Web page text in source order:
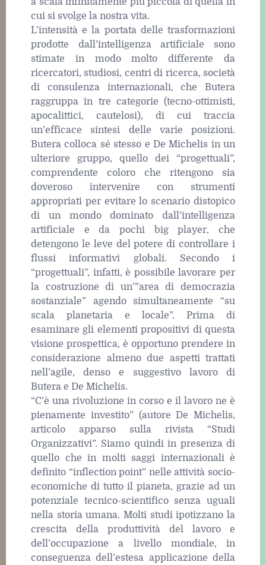
cui si svolge la nostra vita.
L’intensità e la portata delle trasformazioni
prodotte dall’intelligenza artificiale sono
stimate in modo molto differente da
ricercatori, studiosi, centri di ricerca, società
di consulenza internazionali, che Butera
raggruppa in tre categorie (tecno-ottimisti,
apocalittici, cautelosi), di cui traccia
un’efficace sintesi delle varie posizioni.
Butera colloca sé stesso e De Michelis in un
ulteriore gruppo, quello dei “progettuali”,
comprendente coloro che ritengono sia
doveroso intervenire con strumenti
appropriati per evitare lo scenario distopico
di un mondo dominato dall’intelligenza
artificiale e da pochi big player, che
detengono le leve del potere di controllare i
flussi informativi globali. Secondo i
“progettuali”, infatti, è possibile lavorare per
la costruzione di un’”area di democrazia
sostanziale” agendo simultaneamente “su
scala planetaria e locale”. Prima di
esaminare gli elementi propositivi di questa
visione prospettica, è opportuno prendere in
considerazione almeno due aspetti trattati
nell’agile, denso e suggestivo lavoro di
Butera e De Michelis.
“C’è una rivoluzione in corso e il lavoro ne è
pienamente investito” (autore De Michelis,
articolo apparso sulla rivista “Studi
Organizzativi”. Siamo quindi in presenza di
quello che in molti saggi internazionali è
definito “inflection point” nelle attività socio-
economiche di tutto il pianeta, grazie ad un
potenziale tecnico-scientifico senza uguali
nella storia umana. Molti studi ipotizzano la
crescita della produttività del lavoro e
dell’occupazione a livello mondiale, in
conseguenza dell’estesa applicazione della